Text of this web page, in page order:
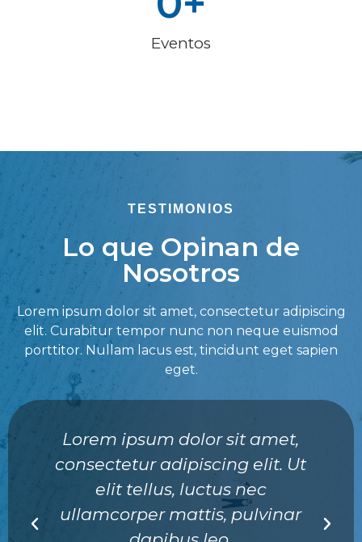
Eventos
TESTIMONIOS
Lo que Opinan de
Nosotros
Lorem ipsum dolor sit amet, consectetur adipiscing
elit. Curabitur tempor nunc non neque euismod
porttitor. Nullam lacus est, tincidunt eget sapien
eget.
Lorem ipsum dolor sit amet,
consectetur adipiscing elit. Ut
elit tellus, luctus nec
ullamcorper mattis, pulvinar